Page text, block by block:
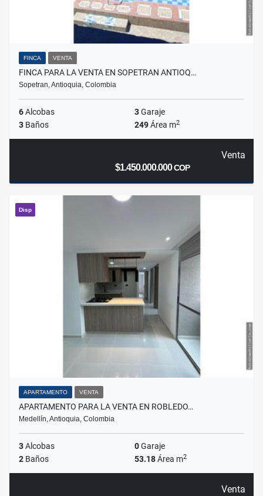
FINCA VENTA
FINCA PARA LA VENTA EN SOPETRAN ANTIOQ…
Sopetran, Antioquia, Colombia
6Alcobas 3Garaje
3 Baños 249Área m2
Venta
$1.450.000.000COP
Disp
APARTAMENTO VENTA
APARTAMENTO PARA LA VENTA EN ROBLEDO…
Medellín, Antioquia, Colombia
3Alcobas 0Garaje
2 Baños 53.18Área m2
Venta